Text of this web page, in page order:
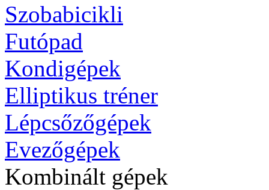
Szobabicikli
Futópad
Kondigépek
Elliptikus tréner
Lépcsőzőgépek
Evezőgépek
Kombinált gépek